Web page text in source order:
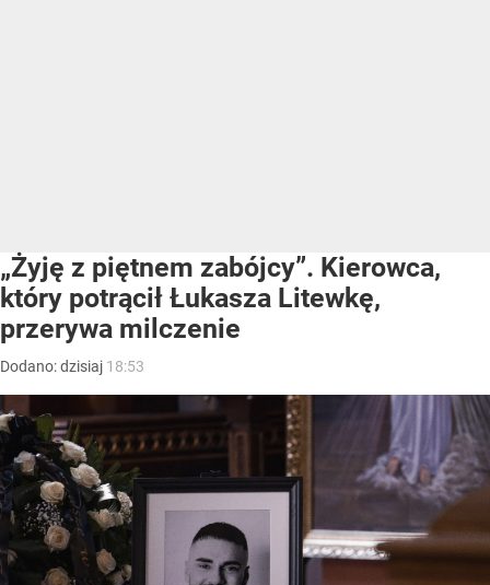
„Żyję z piętnem zabójcy”. Kierowca,
który potrącił Łukasza Litewkę,
przerywa milczenie
Dodano:dzisiaj 18:53